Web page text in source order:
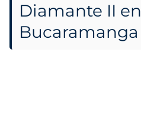
Diamante II en
Bucaramanga